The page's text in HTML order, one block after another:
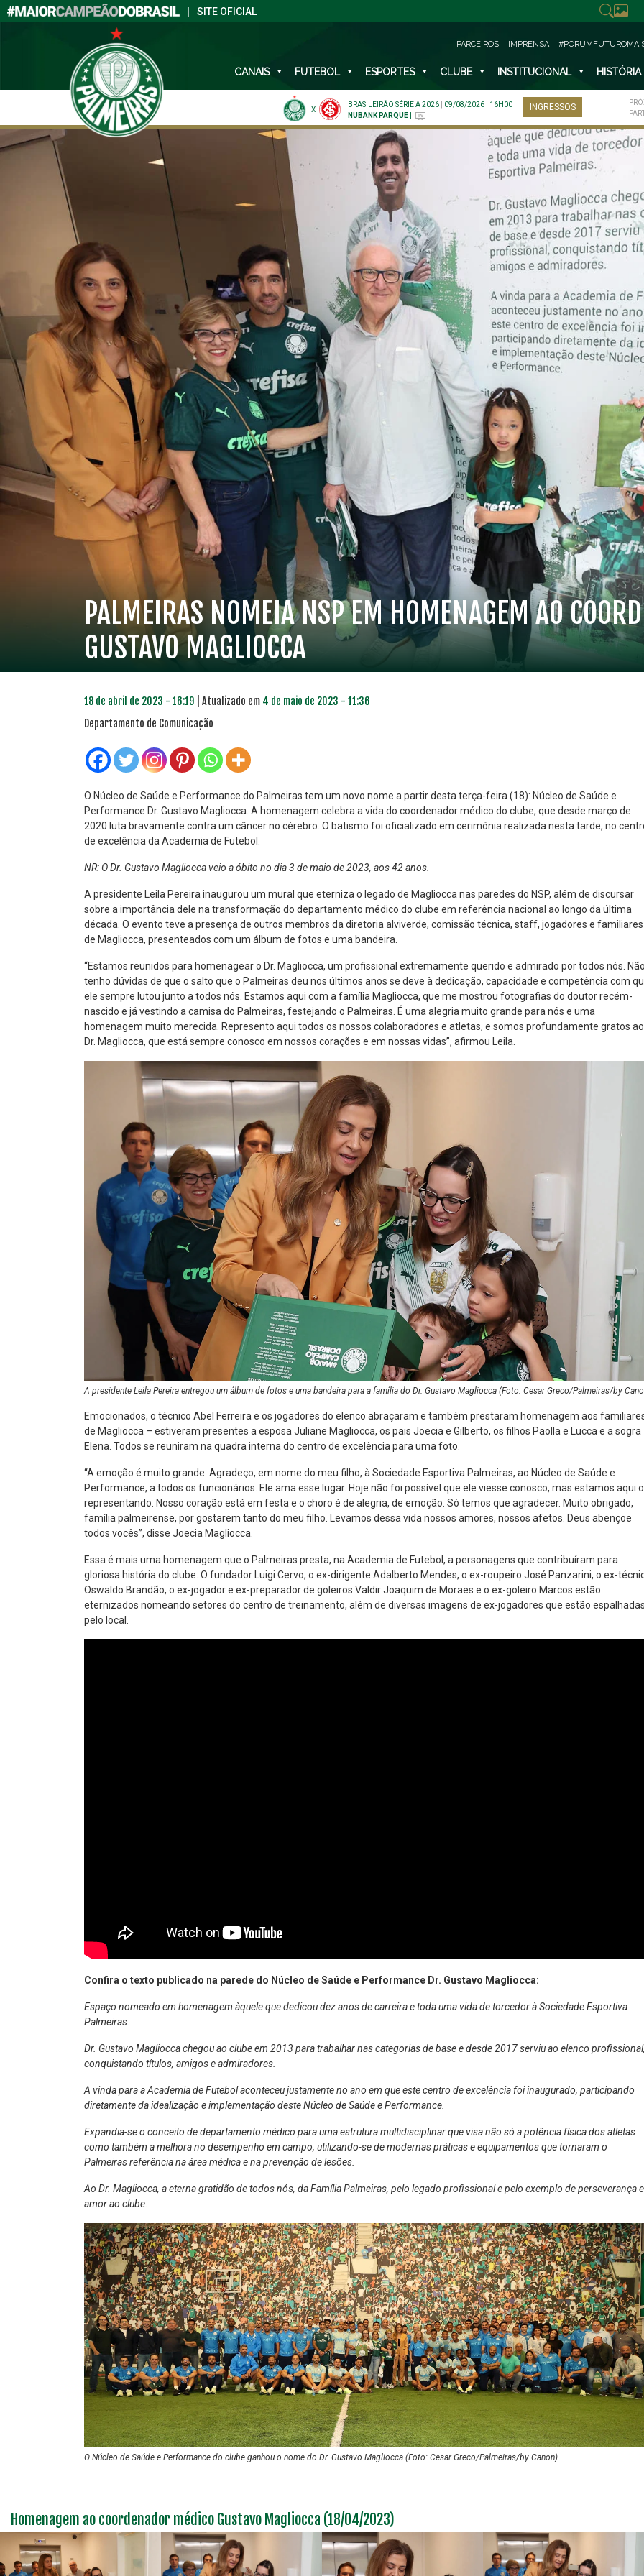
SITE OFICIAL
PARCEIROS IMPRENSA
CANAIS FUTEBOL ESPORTES CLUBE INSTITUCIONAL HISTÓRIA
X
BRASILEIRÃO SÉRIE A 2026 09/08/2026
16H00
NUBANK PARQUE
INGRESSOS
PALMEIRAS NOMEIA NSP EM HOMENAGEM AO
GUSTAVO MAGLIOCCA
18 de abril de 2023 - 16:19 | Atualizado em 4 de maio de 2023 - 11:36
Departamento de Comunicação
O Núcleo de Saúde e Performance do Palmeiras tem um novo nome a partir desta terça-feira (18): Núcleo de Saúde e
Performance Dr. Gustavo Magliocca. A homenagem celebra a vida do coordenador médico do clube, que desde março de
2020 luta bravamente contra um câncer no cérebro. O batismo foi oficializado em cerimônia realizada nesta tarde, no
de excelência da Academia de Futebol.
NR: O Dr. Gustavo Magliocca veio a óbito no dia 3 de maio de 2023, aos 42 anos.
A presidente Leila Pereira inaugurou um mural que eterniza o legado de Magliocca nas paredes do NSP, além de discursar
sobre a importância dele na transformação do departamento médico do clube em referência nacional ao longo da última
década. O evento teve a presença de outros membros da diretoria alviverde, comissão técnica, staff, jogadores e familiares
de Magliocca, presenteados com um álbum de fotos e uma bandeira.
“Estamos reunidos para homenagear o Dr. Magliocca, um profissional extremamente querido e admirado por todos nós.
tenho dúvidas de que o salto que o Palmeiras deu nos últimos anos se deve à dedicação, capacidade e competência com
ele sempre lutou junto a todos nós. Estamos aqui com a família Magliocca, que me mostrou fotografias do doutor recém-
nascido e já vestindo a camisa do Palmeiras, festejando o Palmeiras. É uma alegria muito grande para nós e uma
homenagem muito merecida. Represento aqui todos os nossos colaboradores e atletas, e somos profundamente gratos ao
Dr. Magliocca, que está sempre conosco em nossos corações e em nossas vidas”, afirmou Leila.
A presidente Leila Pereira entregou um álbum de fotos e uma bandeira para a família do Dr. Gustavo Magliocca (Foto: Cesar Greco/Palmeiras/by
Emocionados, o técnico Abel Ferreira e os jogadores do elenco abraçaram e também prestaram homenagem aos
de Magliocca – estiveram presentes a esposa Juliane Magliocca, os pais Joecia e Gilberto, os filhos Paolla e Lucca e a sogra
Elena. Todos se reuniram na quadra interna do centro de excelência para uma foto.
“A emoção é muito grande. Agradeço, em nome do meu filho, à Sociedade Esportiva Palmeiras, ao Núcleo de Saúde e
Performance, a todos os funcionários. Ele ama esse lugar. Hoje não foi possível que ele viesse conosco, mas estamos aqui o
representando. Nosso coração está em festa e o choro é de alegria, de emoção. Só temos que agradecer. Muito obrigado,
família palmeirense, por gostarem tanto do meu filho. Levamos dessa vida nossos amores, nossos afetos. Deus abençoe
todos vocês”, disse Joecia Magliocca.
Essa é mais uma homenagem que o Palmeiras presta, na Academia de Futebol, a personagens que contribuíram para
gloriosa história do clube. O fundador Luigi Cervo, o ex-dirigente Adalberto Mendes, o ex-roupeiro José Panzarini, o ex-
Oswaldo Brandão, o ex-jogador e ex-preparador de goleiros Valdir Joaquim de Moraes e o ex-goleiro Marcos estão
eternizados nomeando setores do centro de treinamento, além de diversas imagens de ex-jogadores que estão
pelo local.
Confira o texto publicado na parede do Núcleo de Saúde e Performance Dr. Gustavo Magliocca:
Espaço nomeado em homenagem àquele que dedicou dez anos de carreira e toda uma vida de torcedor à Sociedade Esportiva
Palmeiras.
Dr. Gustavo Magliocca chegou ao clube em 2013 para trabalhar nas categorias de base e desde 2017 serviu ao elenco
conquistando títulos, amigos e admiradores.
A vinda para a Academia de Futebol aconteceu justamente no ano em que este centro de excelência foi inaugurado, participando
diretamente da idealização e implementação deste Núcleo de Saúde e Performance.
Expandia-se o conceito de departamento médico para uma estrutura multidisciplinar que visa não só a potência física dos atletas
como também a melhora no desempenho em campo, utilizando-se de modernas práticas e equipamentos que tornaram o
Palmeiras referência na área médica e na prevenção de lesões.
Ao Dr. Magliocca, a eterna gratidão de todos nós, da Família Palmeiras, pelo legado profissional e pelo exemplo de perseverança e
amor ao clube.
O Núcleo de Saúde e Performance do clube ganhou o nome do Dr. Gustavo Magliocca (Foto: Cesar Greco/Palmeiras/by Canon)
PLANO PRATA PLANO ESPECIAL PLANO PRATA SUPERIOR
Homenagem ao coordenador médico Gustavo Magliocca (18/04/2023)